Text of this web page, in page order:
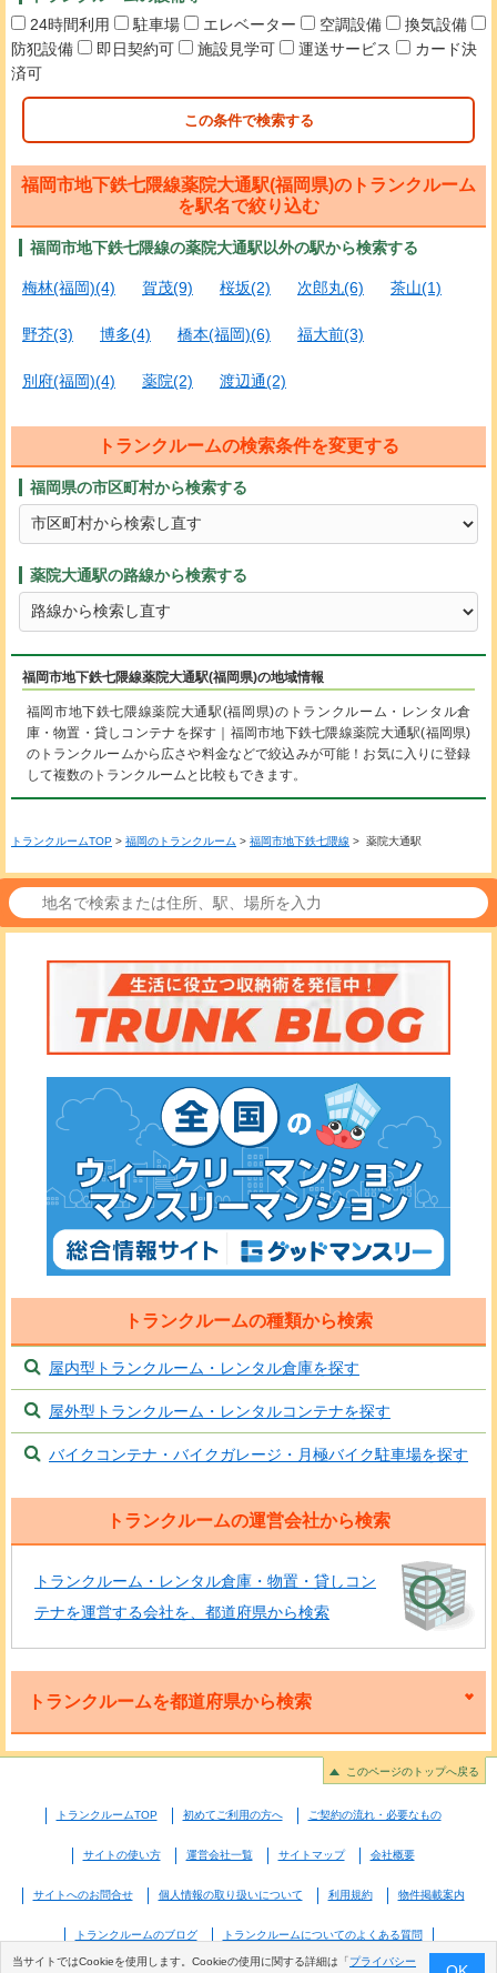
24時間利用
駐車場 エレベーター 空調設備
換気設備
防犯設備
即日契約可 施設見学可 運送サービス
カード決
済可
この条件で検索する
福岡市地下鉄七隈線薬院大通駅(福岡県)のトランクルーム
を駅名で絞り込む
福岡市地下鉄七隈線の薬院大通駅以外の駅から検索する
梅林(福岡)(4) 賀茂(9) 桜坂(2) 次郎丸(6) 茶山(1)
野芥(3) 博多(4) 橋本(福岡)(6) 福大前(3)
別府(福岡)(4) 薬院(2) 渡辺通(2)
トランクルームの検索条件を変更する
福岡県の市区町村から検索する
薬院大通駅の路線から検索する
福岡市地下鉄七隈線薬院大通駅(福岡県)の地域情報
福岡市地下鉄七隈線薬院大通駅(福岡県)のトランクルーム・レンタル倉
庫・物置・貸しコンテナを探す｜福岡市地下鉄七隈線薬院大通駅(福岡県)
のトランクルームから広さや料金などで絞込みが可能！お気に入りに登録
して複数のトランクルームと比較もできます。
トランクルームTOP > 福岡のトランクルーム > 福岡市地下鉄七隈線 > 薬院大通駅
トランクルームの種類から検索
屋内型トランクルーム・レンタル倉庫を探す
屋外型トランクルーム・レンタルコンテナを探す
バイクコンテナ・バイクガレージ・月極バイク駐車場を探す
トランクルームの運営会社から検索
トランクルーム・レンタル倉庫・物置・貸しコン
テナを運営する会社を、都道府県から検索
トランクルームを都道府県から検索
このページのトップへ戻る
トランクルームTOP 初めてご利用の方へ ご契約の流れ・必要なもの
サイトの使い方 運営会社一覧 サイトマップ 会社概要
サイトへのお問合せ 個人情報の取り扱いについて 利用規約 物件掲載案内
トランクルームのブログ トランクルームについてのよくある質問
当サイトではCookieを使用します。Cookieの使用に関する詳細は「プライバシー